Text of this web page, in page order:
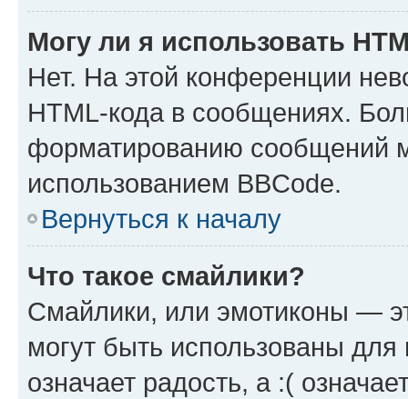
Могу ли я использовать
Нет. На этой конференции
HTML-кода в сообщениях.
форматированию сообщений
использованием BBCode.
Вернуться к началу
Что такое смайлики?
Смайлики, или эмотиконы —
могут быть использованы
означает радость, а :(